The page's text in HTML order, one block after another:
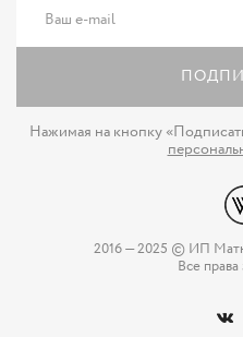
Нажимая на кнопку
2016 — 2025 © ИП
Все